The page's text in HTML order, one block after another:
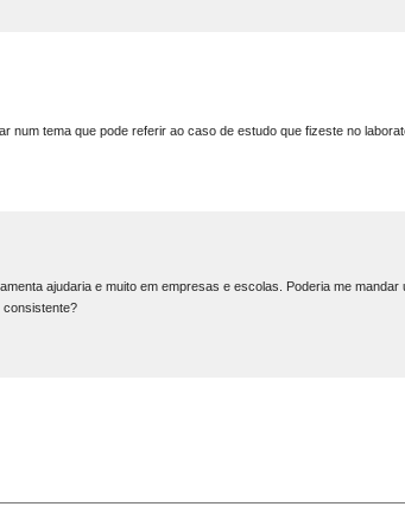
num tema que pode referir ao caso de estudo que fizeste no
ajudaria e muito em empresas e escolas. Poderia me mandar
consistente?